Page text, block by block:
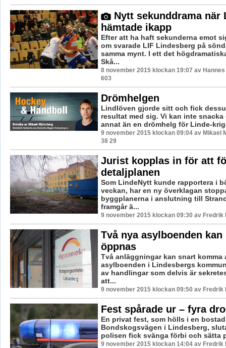
Nytt sekunddrama när
hämtade ikapp
Efter att ha haft sekunderna emot
om svarade LIF Lindesberg på
samma mynt. I ett det
Skå...
8 november 2015 klockan 19:07 av Hannes
603
Drömhelgen
Lindlöven gjorde sitt och fick
resultat med sig. Vi kan inte snacka
annat än en drömhelg för Linde-
9 november 2015 klockan 09:04 av Mikael
38 29
Jurist kopplas in för att
detaljplanen
Som LindeNytt kunde rapportera i
veckan, har en ny överklagan
byggplanerna i anslutning till
framgår ä...
9 november 2015 klockan 09:30 av Fredrik
Två nya asylboenden kan
öppnas
Två anläggningar kan snart komma
asylboenden i Lindesbergs
av handlingar som delvis är
att...
9 november 2015 klockan 09:50 av Fredrik
Fest spårade ur – fyra
En privat fest, som hölls i en
Bondskogsvägen i Lindesberg,
polisen fick svänga förbi och sätta
9 november 2015 klockan 14:04 av Fredrik